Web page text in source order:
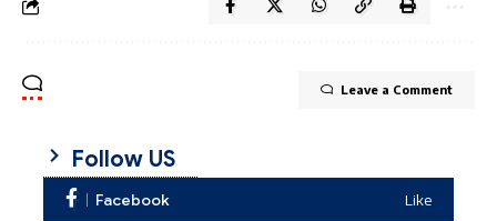
Leave a Comment
Follow US
Facebook Like